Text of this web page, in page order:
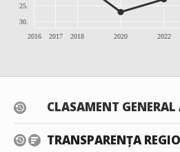
2016 2017 2018 2020 2022
25.
30.
CLASAMENT
TRANSPARENȚA